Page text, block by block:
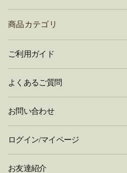
商品カテゴリ
ご利用ガイド
よくあるご質問
お問い合わせ
ログイン/マイページ
お友達紹介